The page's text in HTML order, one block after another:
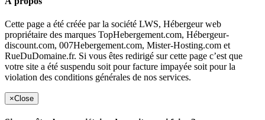
Cette page a été créée par la société LWS, Hébergeur web
propriétaire des marques TopHebergement.com, Hébergeur-
discount.com, 007Hebergement.com, Mister-Hosting.com et
RueDuDomaine.fr. Si vous êtes redirigé sur cette page c’est que
votre site a été suspendu soit pour facture impayée soit pour la
violation des conditions générales de nos services.
×Close